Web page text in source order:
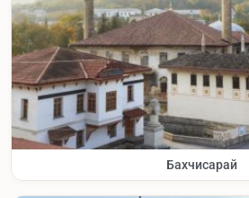
Бахчисарай